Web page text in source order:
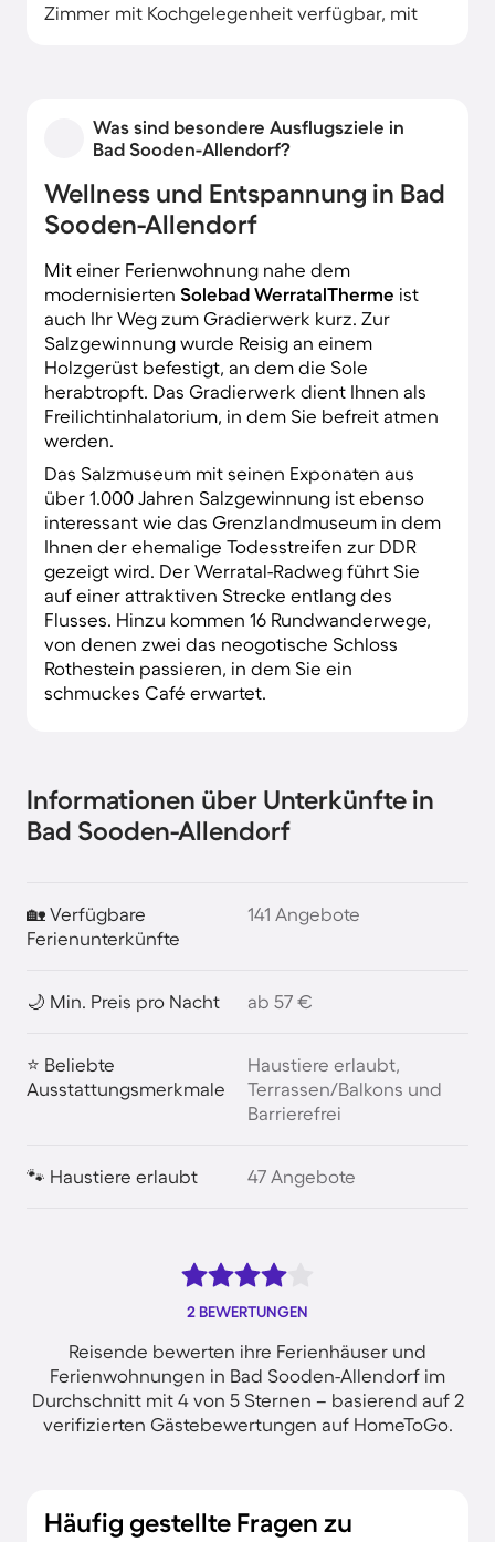
Zimmer mit Kochgelegenheit verfügbar, mit
Was sind besondere Ausflugsziele in
Bad Sooden-Allendorf?
Wellness und Entspannung in Bad
Sooden-Allendorf
Mit einer Ferienwohnung nahe dem
modernisierten Solebad WerratalTherme ist
auch Ihr Weg zum Gradierwerk kurz. Zur
Salzgewinnung wurde Reisig an einem
Holzgerüst befestigt, an dem die Sole
herabtropft. Das Gradierwerk dient Ihnen als
Freilichtinhalatorium, in dem Sie befreit atmen
werden.
Das Salzmuseum mit seinen Exponaten aus
über 1.000 Jahren Salzgewinnung ist ebenso
interessant wie das Grenzlandmuseum in dem
Ihnen der ehemalige Todesstreifen zur DDR
gezeigt wird. Der Werratal-Radweg führt Sie
auf einer attraktiven Strecke entlang des
Flusses. Hinzu kommen 16 Rundwanderwege,
von denen zwei das neogotische Schloss
Rothestein passieren, in dem Sie ein
schmuckes Café erwartet.
Informationen über Unterkünfte in
Bad Sooden-Allendorf
🏡 Verfügbare
Ferienunterkünfte
141 Angebote
🌙 Min. Preis pro Nacht ab 57 €
⭐ Beliebte
Ausstattungsmerkmale
Haustiere erlaubt,
Terrassen/Balkons und
Barrierefrei
🐾 Haustiere erlaubt 47 Angebote
2 BEWERTUNGEN
Reisende bewerten ihre Ferienhäuser und
Ferienwohnungen in Bad Sooden-Allendorf im
Durchschnitt mit 4 von 5 Sternen – basierend auf 2
verifizierten Gästebewertungen auf HomeToGo.
Häufig gestellte Fragen zu